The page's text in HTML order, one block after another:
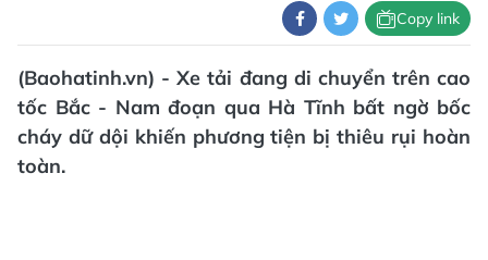
Copy link
(Baohatinh.vn) - Xe tải đang di chuyển trên cao
tốc Bắc - Nam đoạn qua Hà Tĩnh bất ngờ bốc
cháy dữ dội khiến phương tiện bị thiêu rụi hoàn
toàn.